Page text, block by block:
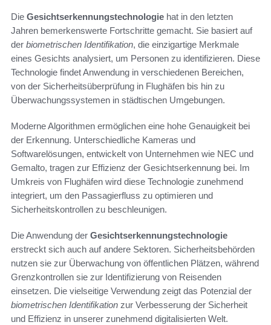
Die Gesichtserkennungstechnologie hat in den letzten
Jahren bemerkenswerte Fortschritte gemacht. Sie basiert auf
der biometrischen Identifikation, die einzigartige Merkmale
eines Gesichts analysiert, um Personen zu identifizieren. Diese
Technologie findet Anwendung in verschiedenen Bereichen,
von der Sicherheitsüberprüfung in Flughäfen bis hin zu
Überwachungssystemen in städtischen Umgebungen.
Moderne Algorithmen ermöglichen eine hohe Genauigkeit bei
der Erkennung. Unterschiedliche Kameras und
Softwarelösungen, entwickelt von Unternehmen wie NEC und
Gemalto, tragen zur Effizienz der Gesichtserkennung bei. Im
Umkreis von Flughäfen wird diese Technologie zunehmend
integriert, um den Passagierfluss zu optimieren und
Sicherheitskontrollen zu beschleunigen.
Die Anwendung der Gesichtserkennungstechnologie
erstreckt sich auch auf andere Sektoren. Sicherheitsbehörden
nutzen sie zur Überwachung von öffentlichen Plätzen, während
Grenzkontrollen sie zur Identifizierung von Reisenden
einsetzen. Die vielseitige Verwendung zeigt das Potenzial der
biometrischen Identifikation zur Verbesserung der Sicherheit
und Effizienz in unserer zunehmend digitalisierten Welt.